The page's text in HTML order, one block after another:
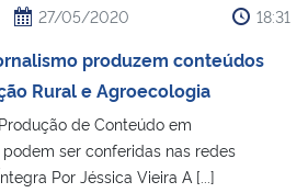
27/05/2020 18:31
produzem conteúdos
Rural e Agroecologia
de Conteúdo em
ser conferidas nas redes
Por Jéssica Vieira A [...]